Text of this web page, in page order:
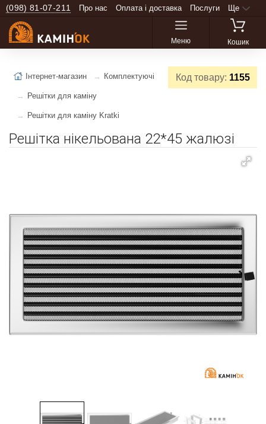
(098) 81-07-211 Про нас Оплата і доставка Послуги Ще
Меню Кошик
Код товару: 1155
Інтернет-магазин Комплектуючі
Решітки для каміну
Решітки для каміну Kratki
Решітка нікельована 22*45 жалюзі